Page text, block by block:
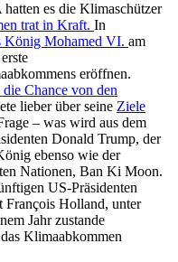
es die Klimaschützer
trat in Kraft. In
König Mohamed VI. am
eröffnen.
Chance von den
lieber über seine Ziele
– was wird aus dem
Donald Trump, der
ebenso wie der
Nationen, Ban Ki Moon.
US-Präsidenten
François Holland, unter
Jahr zustande
Klimaabkommen